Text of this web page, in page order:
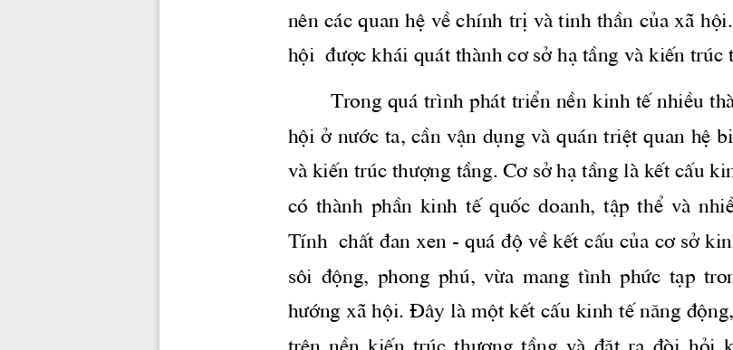
nªn c ̧c quan hÖ vÒ chÝnh trÞ vμ tinh thÇn cña x·
héi ®­îc kh ̧i qu ̧t thμnh c¬ së h¹ tÇng vμ kiÕn tróc
Trong qu ̧ tr×nh ph ̧t triÓn nÒn kinh tÕ nhiÒu
héi ë n­íc ta, cÇn vËn dông vμ qu ̧n triÖt quan hÖ
vμ kiÕn tróc th­îng tÇng. C¬ së h¹ tÇng lμ kÕt cÊu
cã  thμnh  phÇn  kinh  tÕ  quèc  doanh,  tËp  thÓ  vμ
TÝnh  chÊt ®an xen - qu ̧ ®é vÒ kÕt cÊu cña c¬ së
s«i  ®éng,  phong  phó,  võa  mang  t×nh  phøc  t¹p
h­íng x· héi. §©y lμ mét kÕt cÊu kinh tÕ n ̈ng